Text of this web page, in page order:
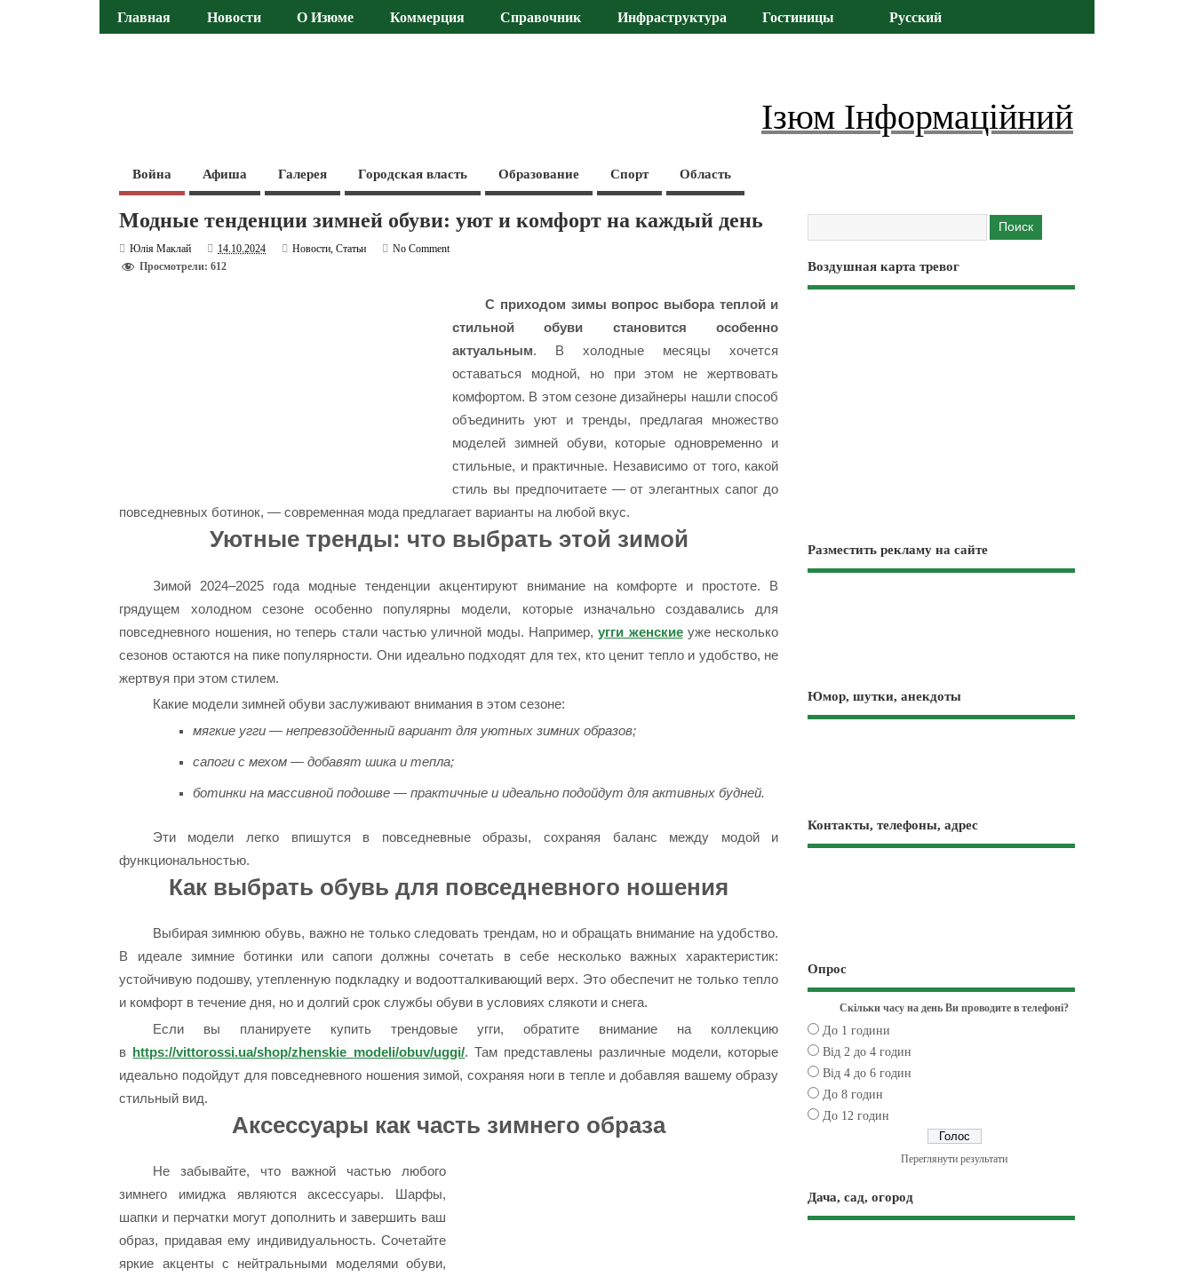
Главная Новости О Изюме Коммерция Справочник Инфраструктура Гостиницы Русский
Ізюм Інформаційний
Война Афиша Галерея Городская власть Образование Спорт Область
Модные тенденции зимней обуви: уют и комфорт на каждый день
Юлія Маклай 14.10.2024 Новости,Статьи
No Comment
Просмотрели: 612
С приходом зимы вопрос выбора теплой и
стильной обуви становится особенно
актуальным. В холодные месяцы хочется
оставаться модной, но при этом не жертвовать
комфортом. В этом сезоне дизайнеры нашли способ
объединить уют и тренды, предлагая множество
моделей зимней обуви, которые одновременно и
стильные, и практичные. Независимо от того, какой
стиль вы предпочитаете — от элегантных сапог до
повседневных ботинок, — современная мода предлагает варианты на любой вкус.
Уютные тренды: что выбрать этой зимой
Зимой 2024–2025 года модные тенденции акцентируют внимание на комфорте и простоте. В
грядущем холодном сезоне особенно популярны модели, которые изначально создавались для
повседневного ношения, но теперь стали частью уличной моды. Например,угги женскиеуже несколько
сезонов остаются на пике популярности. Они идеально подходят для тех, кто ценит тепло и удобство, не
жертвуя при этом стилем.
Какие модели зимней обуви заслуживают внимания в этом сезоне:
мягкие угги — непревзойденный вариант для уютных зимних образов;
сапоги с мехом — добавят шика и тепла;
ботинки на массивной подошве — практичные и идеально подойдут для активных будней.
Эти модели легко впишутся в повседневные образы, сохраняя баланс между модой и
функциональностью.
Как выбрать обувь для повседневного ношения
Выбирая зимнюю обувь, важно не только следовать трендам, но и обращать внимание на удобство.
В идеале зимние ботинки или сапоги должны сочетать в себе несколько важных характеристик:
устойчивую подошву, утепленную подкладку и водоотталкивающий верх. Это обеспечит не только тепло
и комфорт в течение дня, но и долгий срок службы обуви в условиях слякоти и снега.
Если вы планируете купить трендовые угги, обратите внимание на коллекцию
в https://vittorossi.ua/shop/zhenskie_modeli/obuv/uggi/. Там представлены различные модели, которые
идеально подойдут для повседневного ношения зимой, сохраняя ноги в тепле и добавляя вашему образу
стильный вид.
Аксессуары как часть зимнего образа
Не забывайте, что важной частью любого
зимнего имиджа являются аксессуары. Шарфы,
шапки и перчатки могут дополнить и завершить ваш
образ, придавая ему индивидуальность. Сочетайте
яркие акценты с нейтральными моделями обуви,
Воздушная карта тревог
Разместить рекламу на сайте
Юмор, шутки, анекдоты
Контакты, телефоны, адрес
Опрос
Скільки часу на день Ви проводите в телефоні?
До 1 години
Від 2 до 4 годин
Від 4 до 6 годин
До 8 годин
До 12 годин
Переглянути результати
Дача, сад, огород